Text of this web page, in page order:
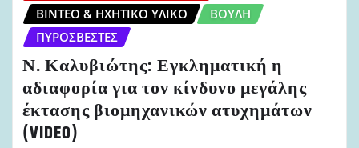
ΒΊΝΤΕΟ & ΗΧΗΤΙΚΌ ΥΛΙΚΌ
ΒΟΥΛΉ
ΠΥΡΟΣΒΈΣΤΕΣ
Ν. Καλυβιώτης: Εγκληματική η
αδιαφορία για τον κίνδυνο μεγάλης
έκτασης βιομηχανικών ατυχημάτων
(VIDEO)